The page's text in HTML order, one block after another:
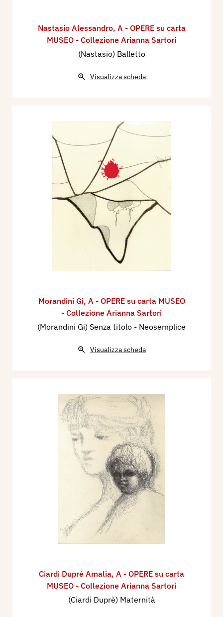
Nastasio Alessandro, A - OPERE su carta
MUSEO - Collezione Arianna Sartori
(Nastasio) Balletto
Visualizza scheda
Morandini Gi, A - OPERE su carta MUSEO
- Collezione Arianna Sartori
(Morandini Gi) Senza titolo - Neosemplice
Visualizza scheda
Ciardi Duprè Amalia, A - OPERE su carta
MUSEO - Collezione Arianna Sartori
(Ciardi Duprè) Maternità